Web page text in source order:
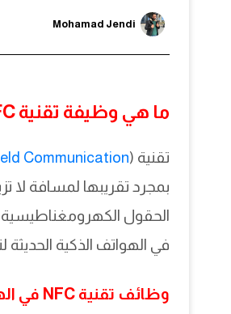
Mohamad Jendi
ما هي وظيفة تقنية NFC في الهواتف الذكية؟
تقنية (Communication
في الهواتف الذكية
وظائف تقنية NFC في الهواتف الذكية